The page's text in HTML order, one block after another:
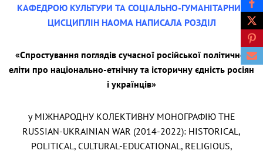
КАФЕДРОЮ КУЛЬТУРИ ТА СОЦІАЛЬНО-ГУМАНІТАРНИХ
ЦИСЦИПЛІН НАОМА НАПИСАЛА РОЗДІЛ
«Спростування поглядів сучасної російської політичної
еліти про національно-етнічну та історичну єдність росіян
і українців»
у МІЖНАРОДНУ КОЛЕКТИВНУ МОНОГРАФІЮ THE
RUSSIAN-UKRAINIAN WAR (2014-2022): HISTORICAL,
POLITICAL, CULTURAL-EDUCATIONAL, RELIGIOUS,